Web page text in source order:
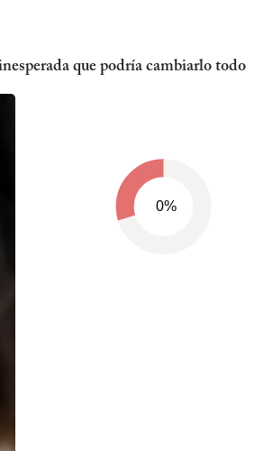
que podría cambiarlo todo
0%